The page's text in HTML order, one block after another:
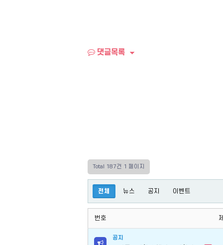
댓글목록
Total 187건 1 페이지
전체 뉴스 공지 이벤트
번호
공지